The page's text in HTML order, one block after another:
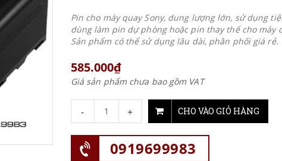
Pin cho máy quay Sony, dung lượng lớn, sử dụng
dùng làm pin dự phòng hoặc pin thay thế cho máy
Sản phẩm có thể sử dụng lâu dài, phân phối giá rẻ.
585.000₫
Giá sản phẩm chưa bao gồm VAT
- + CHO VÀO GIỎ HÀNG
0919699983